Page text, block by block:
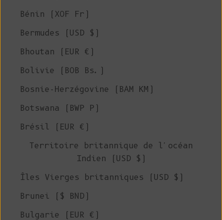
Bénin (XOF Fr)
Bermudes (USD $)
Bhoutan (EUR €)
Bolivie (BOB Bs.)
Bosnie-Herzégovine (BAM КМ)
Botswana (BWP P)
Brésil (EUR €)
Territoire britannique de l'océan
Indien (USD $)
Îles Vierges britanniques (USD $)
Brunei ($ BND)
Bulgarie (EUR €)